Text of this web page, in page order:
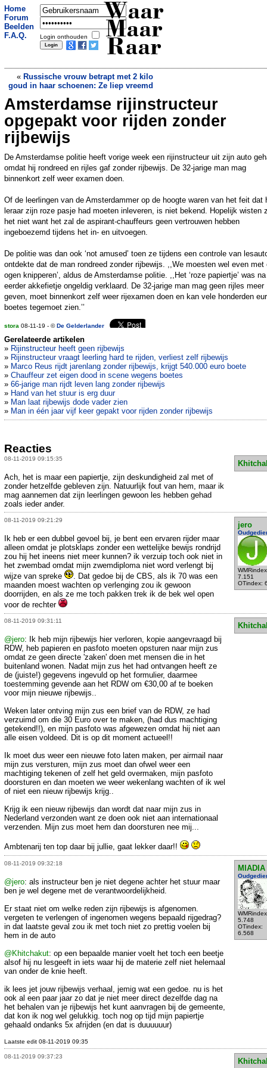
Home
Forum
Beelden
F.A.Q.
Login onthouden
Waar
Maar
Raar
« Russische vrouw betrapt met 2 kilo
goud in haar schoenen: Ze liep vreemd
KNSB int boetes via Tikkies, schaatsster
stuurt Tikkie terug»
Amsterdamse rijinstructeur
opgepakt voor rijden zonder
rijbewijs
De Amsterdamse politie heeft vorige week een rijinstructeur uit zijn auto
omdat hij rondreed en rijles gaf zonder rijbewijs. De 32-jarige man mag
binnenkort zelf weer examen doen.
Of de leerlingen van de Amsterdammer op de hoogte waren van het feit dat
leraar zijn roze pasje had moeten inleveren, is niet bekend. Hopelijk wisten
het niet want het zal de aspirant-chauffeurs geen vertrouwen hebben
ingeboezemd tijdens het in- en uitvoegen.
De politie was dan ook ‘not amused’ toen ze tijdens een controle van
ontdekte dat de man rondreed zonder rijbewijs. ,,We moesten wel even met
ogen knipperen’, aldus de Amsterdamse politie. ,,Het ‘roze papiertje’ was
eerder akkefietje ongeldig verklaard. De 32-jarige man mag geen rijles meer
geven, moet binnenkort zelf weer rijexamen doen en kan vele honderden
boetes tegemoet zien.’’
stora 08-11-19 - ©De Gelderlander
Gerelateerde artikelen
» Rijinstructeur heeft geen rijbewijs
» Rijinstructeur vraagt leerling hard te rijden, verliest zelf rijbewijs
» Marco Reus rijdt jarenlang zonder rijbewijs, krijgt 540.000 euro boete
» Chauffeur zet eigen dood in scene wegens boetes
» 66-jarige man rijdt leven lang zonder rijbewijs
» Hand van het stuur is erg duur
» Man laat rijbewijs dode vader zien
» Man in één jaar vijf keer gepakt voor rijden zonder rijbewijs
Reacties
08-11-2019 09:15:35
Ach, het is maar een papiertje, zijn deskundigheid zal met of
zonder hetzelfde gebleven zijn. Natuurlijk fout van hem, maar ik
mag aannemen dat zijn leerlingen gewoon les hebben gehad
zoals ieder ander.
08-11-2019 09:21:29
jero
7.151
OTindex:
Ik heb er een dubbel gevoel bij, je bent een ervaren rijder maar
alleen omdat je plotsklaps zonder een wettelijke bewijs rondrijd
zou hij het ineens niet meer kunnen? ik verzuip toch ook niet in
het zwembad omdat mijn zwemdiploma niet word verlengt bij
wijze van spreke
. Dat gedoe bij de CBS, als ik 70 was een
maanden moest wachten op verlenging zou ik gewoon
doorrijden, en als ze me toch pakken trek ik de bek wel open
voor de rechter
08-11-2019 09:31:11
@jero: Ik heb mijn rijbewijs hier verloren, kopie aangevraagd bij
RDW, heb papieren en pasfoto moeten opsturen naar mijn zus
omdat ze geen directe 'zaken' doen met mensen die in het
buitenland wonen. Nadat mijn zus het had ontvangen heeft ze
de (juiste!) gegevens ingevuld op het formulier, daarmee
toestemming gevende aan het RDW om €30,00 af te boeken
voor mijn nieuwe rijbewijs..
Weken later ontving mijn zus een brief van de RDW, ze had
verzuimd om die 30 Euro over te maken, (had dus machtiging
getekend!!), en mijn pasfoto was afgewezen omdat hij niet aan
alle eisen voldeed. Dit is op dit moment actueel!!
Ik moet dus weer een nieuwe foto laten maken, per airmail naar
mijn zus versturen, mijn zus moet dan ofwel weer een
machtiging tekenen of zelf het geld overmaken, mijn pasfoto
doorsturen en dan moeten we weer wekenlang wachten of ik wel
of niet een nieuw rijbewijs krijg..
Krijg ik een nieuw rijbewijs dan wordt dat naar mijn zus in
Nederland verzonden want ze doen ook niet aan internationaal
verzenden. Mijn zus moet hem dan doorsturen nee mij...
Ambtenarij ten top daar bij jullie, gaat lekker daar!!
08-11-2019 09:32:18
MIADIA
5.748
OTindex:
6.568
@jero: als instructeur ben je niet degene achter het stuur maar
ben je wel degene met de verantwoordelijkheid.
Er staat niet om welke reden zijn rijbewijs is afgenomen.
vergeten te verlengen of ingenomen wegens bepaald rijgedrag?
in dat laatste geval zou ik met toch niet zo prettig voelen bij
hem in de auto
@Khitchakut: op een bepaalde manier voelt het toch een beetje
alsof hij nu lesgeeft in iets waar hij de materie zelf niet helemaal
van onder de knie heeft.
ik lees jet jouw rijbewijs verhaal, jemig wat een gedoe. nu is het
ook al een paar jaar zo dat je niet meer direct dezelfde dag na
het behalen van je rijbewijs het kunt aanvragen bij de gemeente,
dat kon ik nog wel gelukkig. toch nog op tijd mijn papiertje
gehaald ondanks 5x afrijden (en dat is duuuuuur)
Laatste edit 08-11-2019 09:35
08-11-2019 09:37:23